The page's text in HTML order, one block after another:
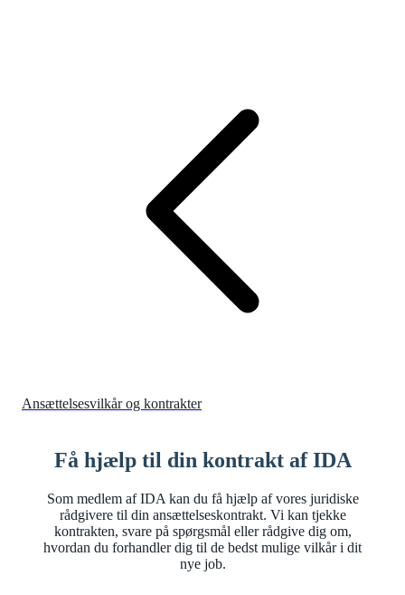
Ansættelsesvilkår og kontrakter
Få hjælp til din kontrakt af IDA
Som medlem af IDA kan du få hjælp af vores juridiske
rådgivere til din ansættelseskontrakt. Vi kan tjekke
kontrakten, svare på spørgsmål eller rådgive dig om,
hvordan du forhandler dig til de bedst mulige vilkår i dit
nye job.